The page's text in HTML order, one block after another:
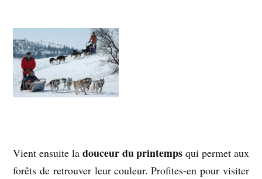
Vient ensuite la douceur du printemps qui permet aux
forêts de retrouver leur couleur. Profites-en pour visiter